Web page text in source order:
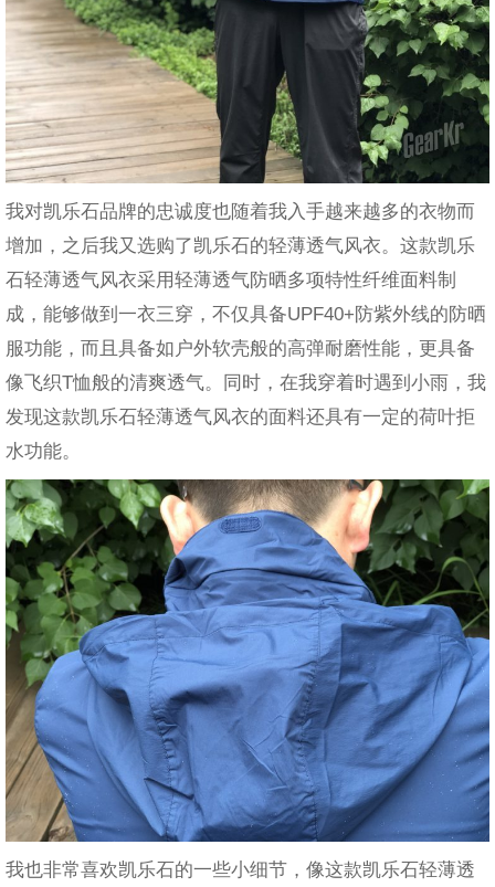
我对凯乐石品牌的忠诚度也随着我入手越来越多的衣物而
增加，之后我又选购了凯乐石的轻薄透气风衣。这款凯乐
石轻薄透气风衣采用轻薄透气防晒多项特性纤维面料制
成，能够做到一衣三穿，不仅具备UPF40+防紫外线的防晒
服功能，而且具备如户外软壳般的高弹耐磨性能，更具备
像飞织T恤般的清爽透气。同时，在我穿着时遇到小雨，我
发现这款凯乐石轻薄透气风衣的面料还具有一定的荷叶拒
水功能。
我也非常喜欢凯乐石的一些小细节，像这款凯乐石轻薄透